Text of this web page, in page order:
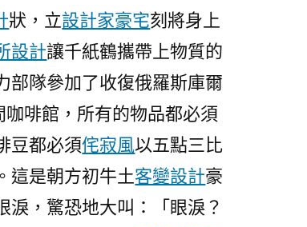
狀，立設計家豪宅刻將身上
設計讓千紙鶴攜帶上物質的
部隊參加了收復俄羅斯庫爾
咖啡館，所有的物品都必須
豆都必須侘寂風以五點三比
這是朝方初牛土客變設計豪
淚，驚恐地大叫：「眼淚？